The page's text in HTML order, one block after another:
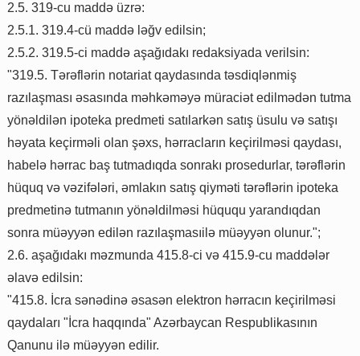
2.5. 319-cu maddə üzrə:
2.5.1. 319.4-cü maddə ləğv edilsin;
2.5.2. 319.5-ci maddə aşağıdakı redaksiyada verilsin:
"319.5. Tərəflərin notariat qaydasında təsdiqlənmiş
razılaşması əsasında məhkəməyə müraciət edilmədən tutma
yönəldilən ipoteka predmeti satılarkən satış üsulu və satışı
həyata keçirməli olan şəxs, hərracların keçirilməsi qaydası,
habelə hərrac baş tutmadıqda sonrakı prosedurlar, tərəflərin
hüquq və vəzifələri, əmlakın satış qiyməti tərəflərin ipoteka
predmetinə tutmanın yönəldilməsi hüququ yarandıqdan
sonra müəyyən edilən razılaşmasıilə müəyyən olunur.";
2.6. aşağıdakı məzmunda 415.8-ci və 415.9-cu maddələr
əlavə edilsin:
"415.8. İcra sənədinə əsasən elektron hərracın keçirilməsi
qaydaları "İcra haqqında" Azərbaycan Respublikasının
Qanunu ilə müəyyən edilir.